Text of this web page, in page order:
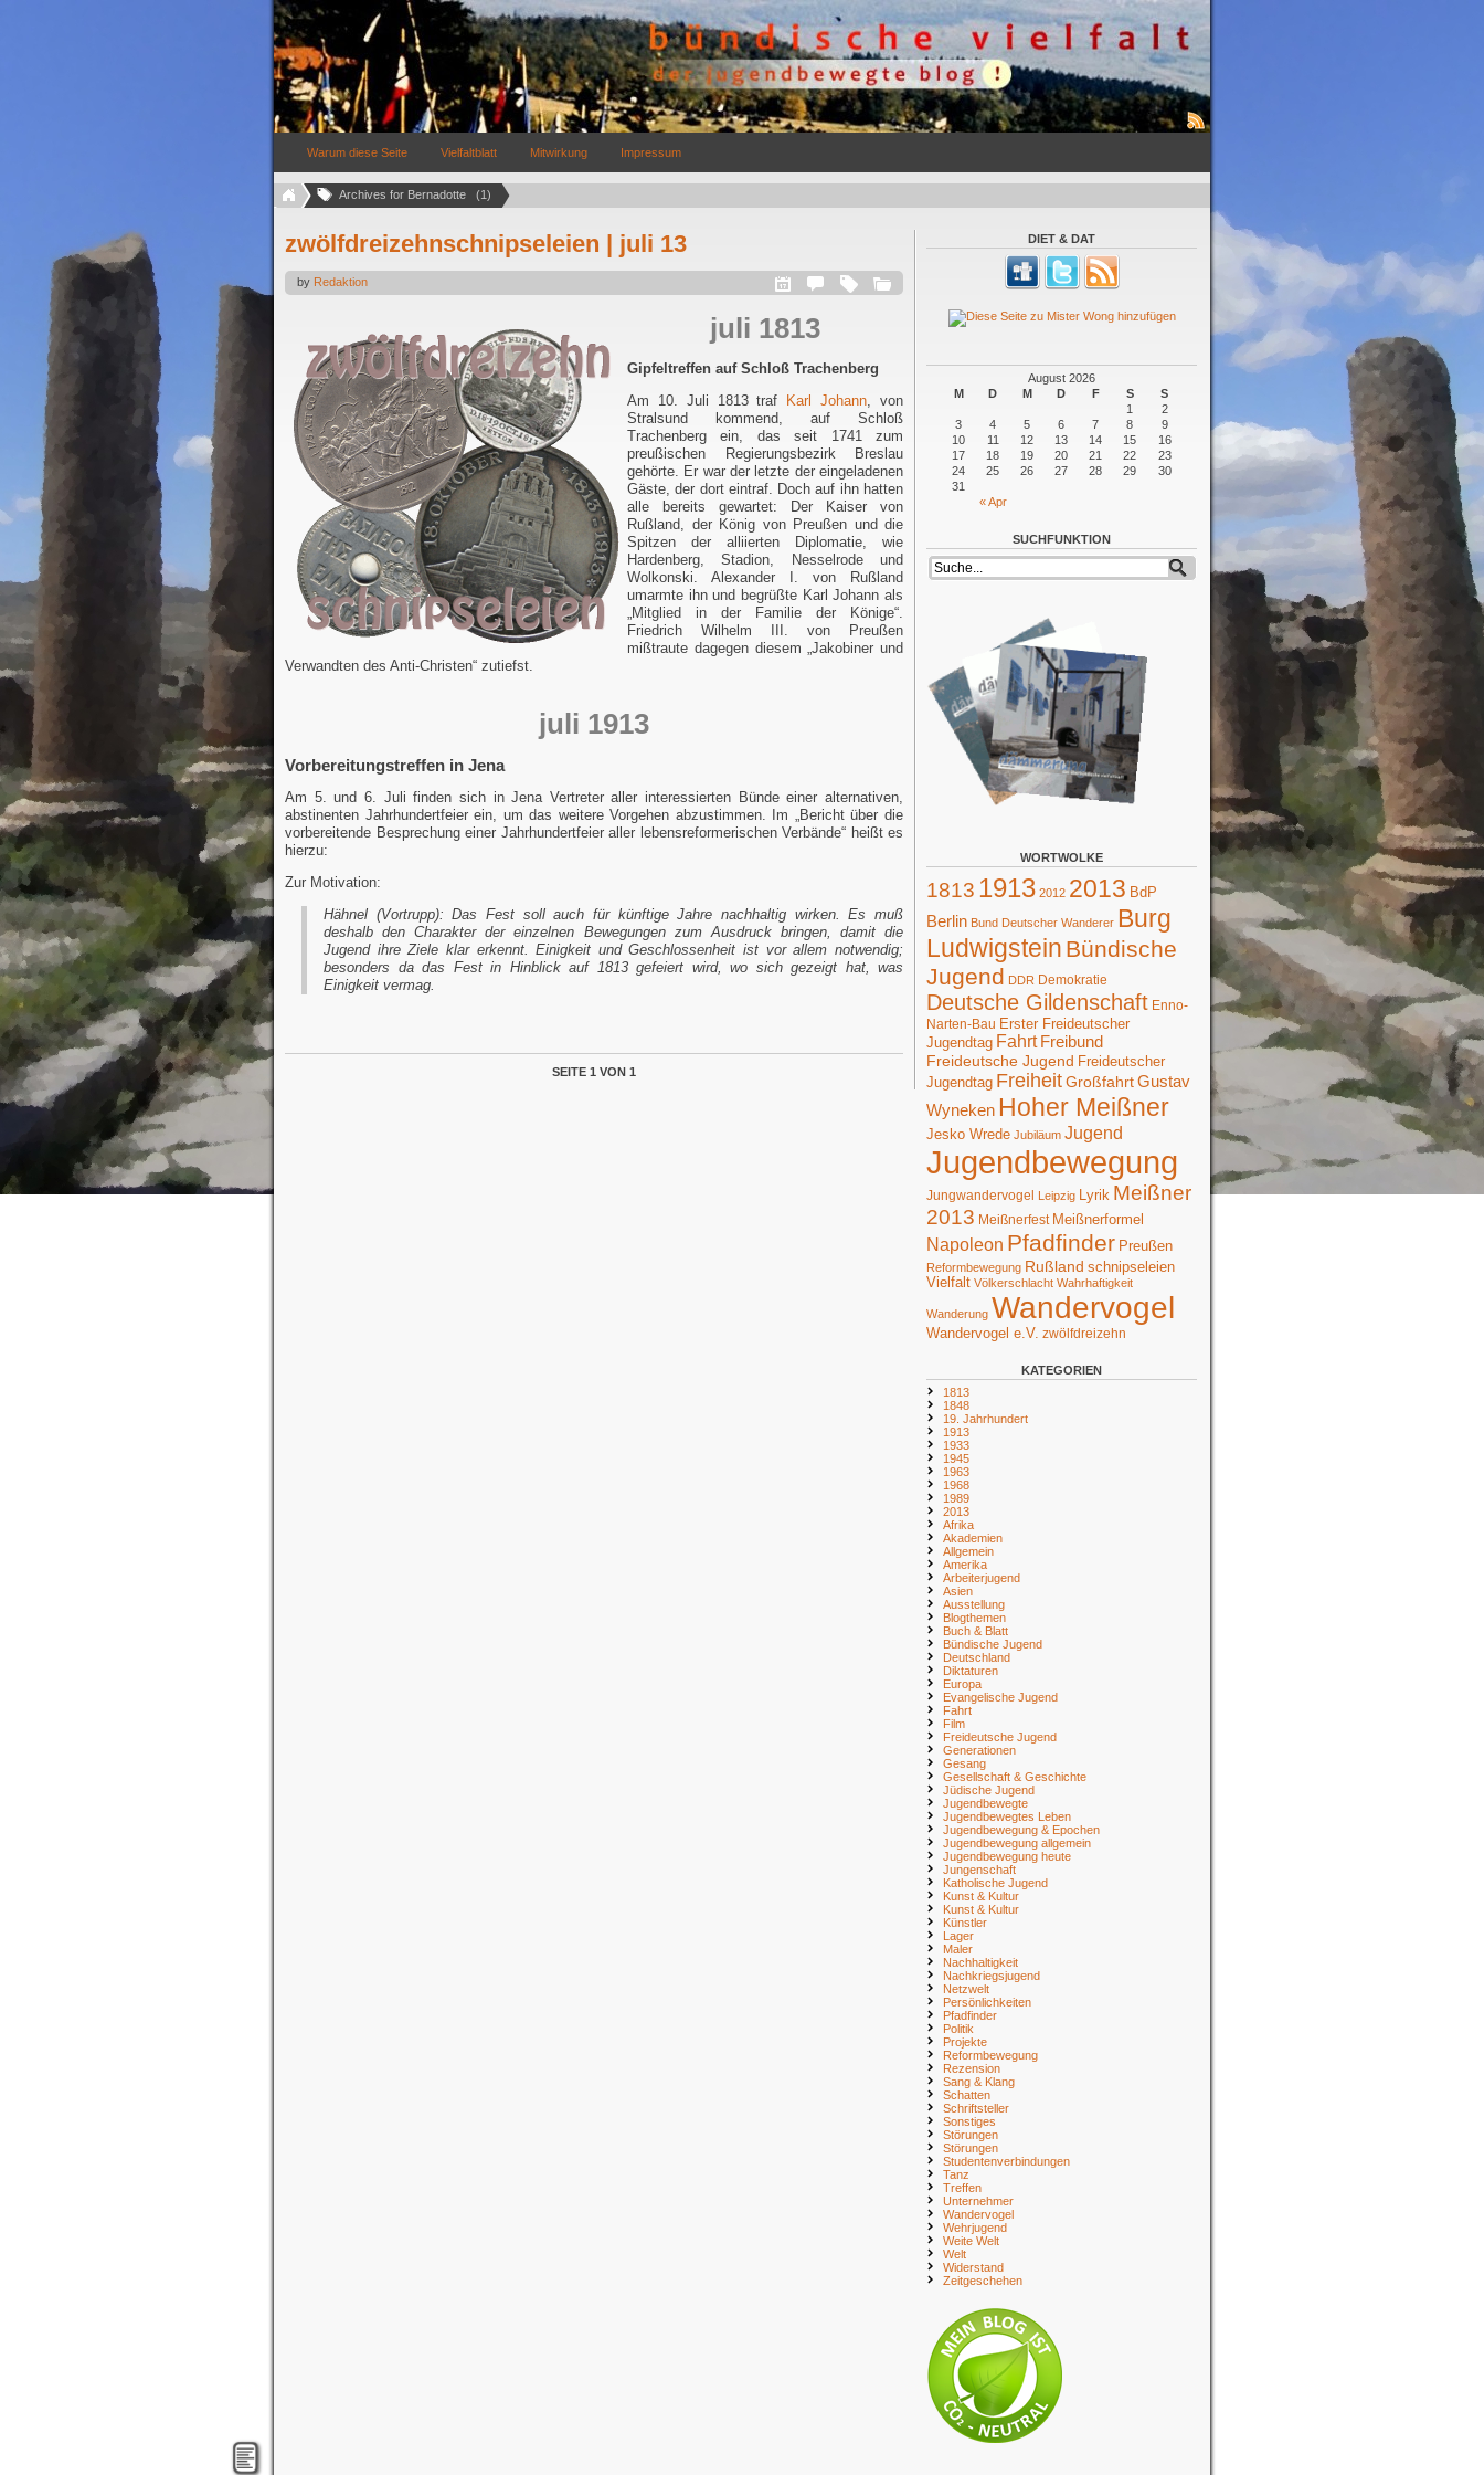
Warum diese Seite Vielfaltblatt Mitwirkung Impressum
Archives for Bernadotte   (1)
zwölfdreizehnschnipseleien | juli 13
by Redaktion
juli 1813
Gipfeltreffen auf Schloß Trachenberg
Am 10. Juli 1813 traf
Karl Johann , von
Stralsund kommend, auf Schloß
Trachenberg ein, das seit 1741 zum
preußischen Regierungsbezirk Breslau
gehörte. Er war der letzte der eingeladenen
Gäste, der dort eintraf. Doch auf ihn hatten
alle bereits gewartet: Der Kaiser von
Rußland, der König von Preußen und die
Spitzen der alliierten Diplomatie, wie
Hardenberg, Stadion, Nesselrode und
Wolkonski. Alexander I. von Rußland
umarmte ihn und begrüßte Karl Johann als
„Mitglied in der Familie der Könige“.
Friedrich Wilhelm III. von Preußen
mißtraute dagegen diesem „Jakobiner und
Verwandten des Anti-Christen“ zutiefst.
juli 1913
Vorbereitungstreffen in Jena
Am 5. und 6. Juli finden sich in Jena Vertreter aller interessierten Bünde einer alternativen,
abstinenten Jahrhundertfeier ein, um das weitere Vorgehen abzustimmen. Im „Bericht über die
vorbereitende Besprechung einer Jahrhundertfeier aller lebensreformerischen Verbände“ heißt es
hierzu:
Zur Motivation:
Hähnel (Vortrupp): Das Fest soll auch für künftige Jahre nachhaltig wirken. Es muß
deshalb den Charakter der einzelnen Bewegungen zum Ausdruck bringen, damit die
Jugend ihre Ziele klar erkennt. Einigkeit und Geschlossenheit ist vor allem notwendig;
besonders da das Fest in Hinblick auf 1813 gefeiert wird, wo sich gezeigt hat, was
Einigkeit vermag.
SEITE 1 VON 1
DIET & DAT
August 2026
M
D M D F S S
« Apr
1
2
3
4 5 6 7 8
9
10
11 12 13 14 15
16
17
18 19 20 21 22
23
24
25 26 27 28 29
30
31
SUCHFUNKTION
WORTWOLKE
1813 1913 2012 2013 BdP
Berlin Bund Deutscher Wanderer Burg
Ludwigstein Bündische
Jugend DDR Demokratie
Deutsche Gildenschaft Enno-
Narten-Bau Erster Freideutscher
Jugendtag Fahrt Freibund
Freideutsche Jugend Freideutscher
Jugendtag FreiheitGroßfahrtGustav
Wyneken Hoher Meißner
Jesko Wrede Jubiläum Jugend
Jugendbewegung
Jungwandervogel Leipzig Lyrik Meißner
2013 Meißnerfest Meißnerformel
Napoleon Pfadfinder Preußen
Reformbewegung Rußland schnipseleien
Vielfalt Völkerschlacht Wahrhaftigkeit
Wanderung Wandervogel
Wandervogel e.V. zwölfdreizehn
KATEGORIEN
1813
1848
19. Jahrhundert
1913
1933
1945
1963
1968
1989
2013
Afrika
Akademien
Allgemein
Amerika
Arbeiterjugend
Asien
Ausstellung
Blogthemen
Buch & Blatt
Bündische Jugend
Deutschland
Diktaturen
Europa
Evangelische Jugend
Fahrt
Film
Freideutsche Jugend
Generationen
Gesang
Gesellschaft & Geschichte
Jüdische Jugend
Jugendbewegte
Jugendbewegtes Leben
Jugendbewegung & Epochen
Jugendbewegung allgemein
Jugendbewegung heute
Jungenschaft
Katholische Jugend
Kunst & Kultur
Kunst & Kultur
Künstler
Lager
Maler
Nachhaltigkeit
Nachkriegsjugend
Netzwelt
Persönlichkeiten
Pfadfinder
Politik
Projekte
Reformbewegung
Rezension
Sang & Klang
Schatten
Schriftsteller
Sonstiges
Störungen
Störungen
Studentenverbindungen
Tanz
Treffen
Unternehmer
Wandervogel
Wehrjugend
Weite Welt
Welt
Widerstand
Zeitgeschehen